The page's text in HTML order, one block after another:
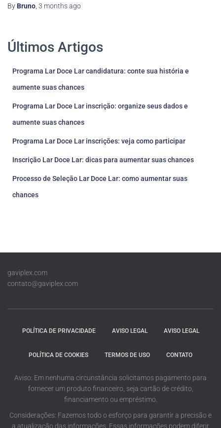
By Bruno 3 monthsago
Últimos Artigos
Programa Lar Doce Lar candidatura: conte sua história e
aumente suas chances
Programa Lar Doce Lar inscrição: organize seus dados e
aumente suas chances
Programa Lar Doce Lar inscrições: veja como participar
Inscrição Lar Doce Lar: dicas para aumentar suas chances
Processo de Seleção Lar Doce Lar: como aumentar suas
chances
gaviplex.com
contato@gaviplex.com
POLÍTICA DE PRIVACIDADE AVISO LEGAL AVISO LEGAL
POLÍTICA DE COOKIES TERMOS DE USO CONTATO
Aviso: Em nenhuma circunstância solicitamos pagamento para
fornecer um produto financeiro, seja cartão de crédito,
financiamento ou empréstimo.
Considerações: Fazemos todo o esforço para garantir a precisão e
a atualização das informações. Essas informações podem diferir